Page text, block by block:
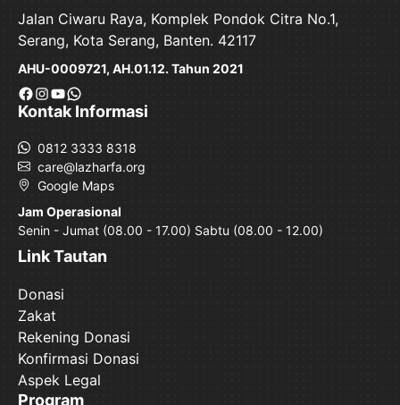
Jalan Ciwaru Raya, Komplek Pondok Citra No.1,
Serang, Kota Serang, Banten. 42117
AHU-0009721, AH.01.12. Tahun 2021
Facebook
Instagram
YouTube
WhatsApp
Kontak Informasi
0812 3333 8318
care@lazharfa.org
Google Maps
Jam Operasional
Senin - Jumat (08.00 - 17.00) Sabtu (08.00 - 12.00)
Link Tautan
Donasi
Zakat
Rekening Donasi
Konfirmasi Donasi
Aspek Legal
Program